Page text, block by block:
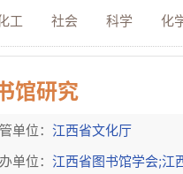
工 社会 科学 化
馆研究
单位： 江西省文化厅
单位： 江西省图书馆学会;江